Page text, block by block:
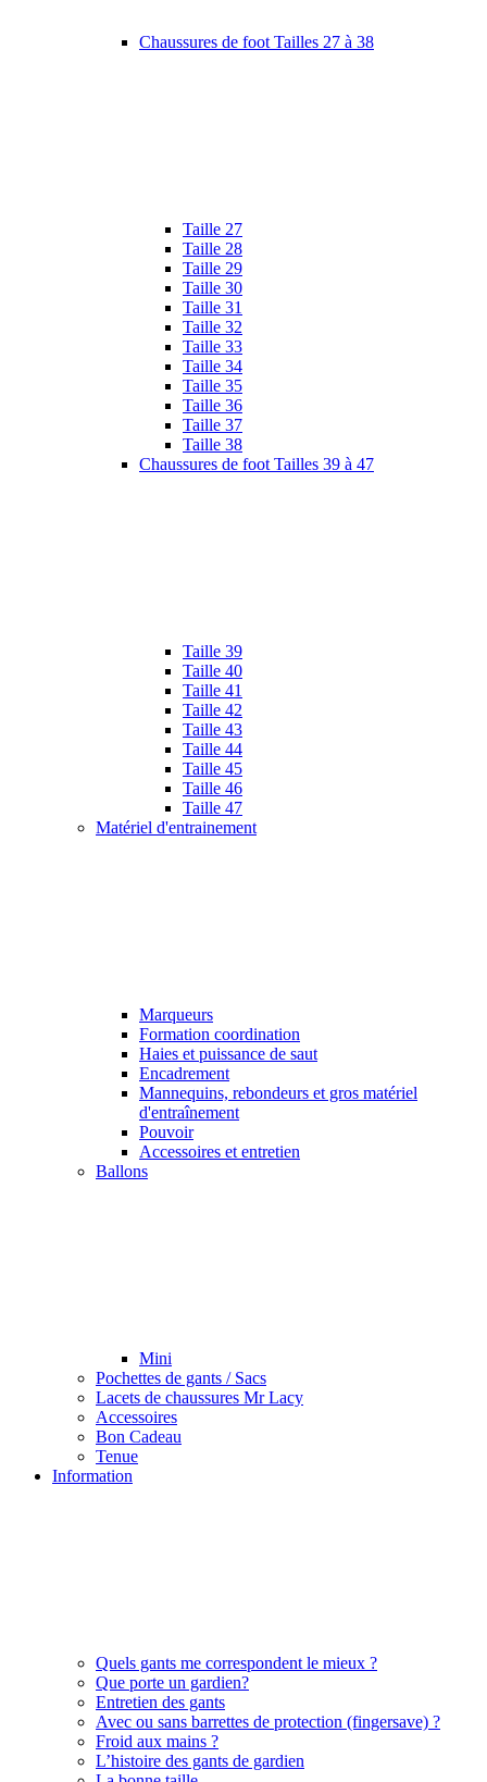
Chaussures de foot Tailles 27 à 38
Taille 27
Taille 28
Taille 29
Taille 30
Taille 31
Taille 32
Taille 33
Taille 34
Taille 35
Taille 36
Taille 37
Taille 38
Chaussures de foot Tailles 39 à 47
Taille 39
Taille 40
Taille 41
Taille 42
Taille 43
Taille 44
Taille 45
Taille 46
Taille 47
Matériel d'entrainement
Marqueurs
Formation coordination
Haies et puissance de saut
Encadrement
Mannequins, rebondeurs et gros matériel
d'entraînement
Pouvoir
Accessoires et entretien
Ballons
Mini
Pochettes de gants / Sacs
Lacets de chaussures Mr Lacy
Accessoires
Bon Cadeau
Tenue
Information
Quels gants me correspondent le mieux ?
Que porte un gardien?
Entretien des gants
Avec ou sans barrettes de protection (fingersave) ?
Froid aux mains ?
L’histoire des gants de gardien